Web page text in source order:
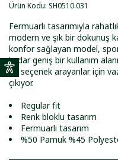
Ürün Kodu: SH0510.031
Fermuarlı tasarımıyla
modern ve şık bir dokunuş
konfor sağlayan model,
kadar geniş bir kullanım
bir seçenek arayanlar için
çıkıyor.
Regular fit
Renk bloklu tasarım
Fermuarlı tasarım
%50 Pamuk %45